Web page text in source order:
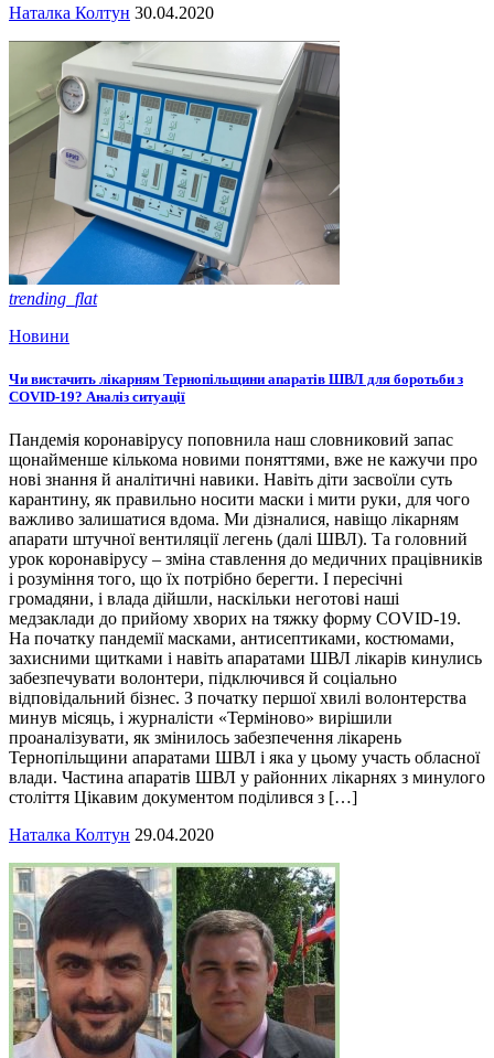
Наталка Колтун 30.04.2020
trending_flat
Новини
Чи вистачить лікарням Тернопільщини апаратів ШВЛ для боротьби з
COVID-19? Аналіз ситуації
Пандемія коронавірусу поповнила наш словниковий запас
щонайменше кількома новими поняттями, вже не кажучи про
нові знання й аналітичні навики. Навіть діти засвоїли суть
карантину, як правильно носити маски і мити руки, для чого
важливо залишатися вдома. Ми дізналися, навіщо лікарням
апарати штучної вентиляції легень (далі ШВЛ). Та головний
урок коронавірусу – зміна ставлення до медичних працівників
і розуміння того, що їх потрібно берегти. І пересічні
громадяни, і влада дійшли, наскільки неготові наші
медзаклади до прийому хворих на тяжку форму COVID-19.
На початку пандемії масками, антисептиками, костюмами,
захисними щитками і навіть апаратами ШВЛ лікарів кинулись
забезпечувати волонтери, підключився й соціально
відповідальний бізнес. З початку першої хвилі волонтерства
минув місяць, і журналісти «Терміново» вирішили
проаналізувати, як змінилось забезпечення лікарень
Тернопільщини апаратами ШВЛ і яка у цьому участь обласної
влади. Частина апаратів ШВЛ у районних лікарнях з минулого
століття Цікавим документом поділився з […]
Наталка Колтун 29.04.2020